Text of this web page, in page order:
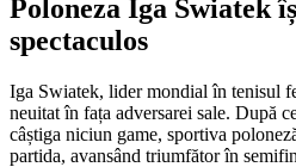
Poloneza Iga Swiatek
spectaculos
Iga Swiatek, lider mondial în tenisul
neuitat în fața adversarei sale. După
câștiga niciun game, sportiva
partida, avansând triumfător în